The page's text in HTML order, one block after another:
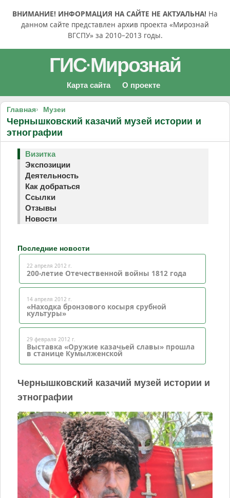
ВНИМАНИЕ! ИНФОРМАЦИЯ НА САЙТЕ НЕ АКТУАЛЬНА! На
данном сайте представлен архив проекта «Мирознай
ВГСПУ» за 2010–2013 годы.
ГИС·Мирознай
Карта сайта О проекте
Главная Музеи
Чернышковский казачий музей истории и
этнографии
Визитка
Экспозиции
Деятельность
Как добраться
Ссылки
Отзывы
Новости
Последние новости
22 апреля 2012 г.
200-летие Отечественной войны 1812 года
14 апреля 2012 г.
«Находка бронзового косыря срубной
культуры»
29 февраля 2012 г.
Выставка «Оружие казачьей славы» прошла
в станице Кумылженской
Чернышковский казачий музей истории и
этнографии